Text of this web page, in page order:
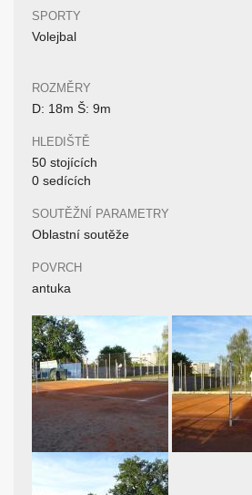
SPORTY
Volejbal
ROZMĚRY
D: 18m Š: 9m
HLEDIŠTĚ
50 stojících
0 sedících
SOUTĚŽNÍ PARAMETRY
Oblastní soutěže
POVRCH
antuka